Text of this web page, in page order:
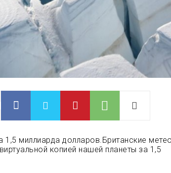
1,5 миллиарда долларов.Британские
копией нашей планеты за 1,5